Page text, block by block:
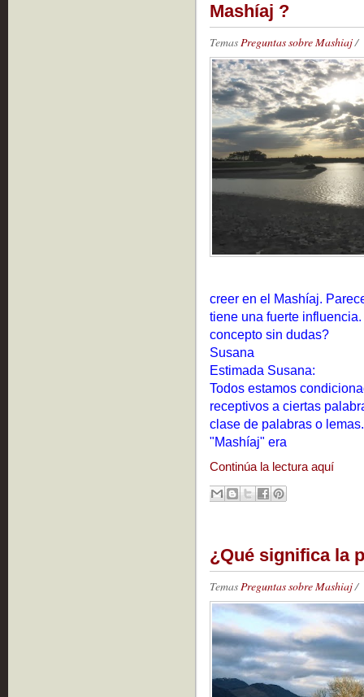
Mashíaj ?
TemasPreguntas sobre Mashiaj/
creer en el Mashíaj.
tiene una fuerte
concepto sin dudas?
Susana
Estimada Susana:
Todos estamos
receptivos a ciertas
clase de palabras o
"Mashíaj" era
Continúa la lectura aquí
¿Qué significa la
Temas Preguntas sobre Mashiaj/